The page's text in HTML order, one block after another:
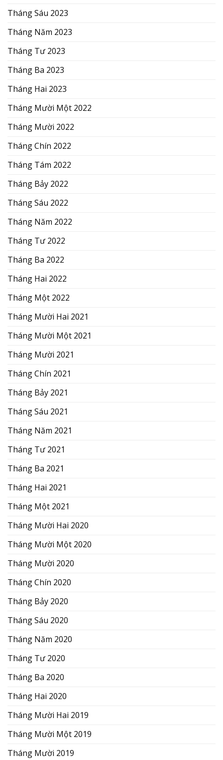
Tháng Sáu 2023
Tháng Năm 2023
Tháng Tư 2023
Tháng Ba 2023
Tháng Hai 2023
Tháng Mười Một 2022
Tháng Mười 2022
Tháng Chín 2022
Tháng Tám 2022
Tháng Bảy 2022
Tháng Sáu 2022
Tháng Năm 2022
Tháng Tư 2022
Tháng Ba 2022
Tháng Hai 2022
Tháng Một 2022
Tháng Mười Hai 2021
Tháng Mười Một 2021
Tháng Mười 2021
Tháng Chín 2021
Tháng Bảy 2021
Tháng Sáu 2021
Tháng Năm 2021
Tháng Tư 2021
Tháng Ba 2021
Tháng Hai 2021
Tháng Một 2021
Tháng Mười Hai 2020
Tháng Mười Một 2020
Tháng Mười 2020
Tháng Chín 2020
Tháng Bảy 2020
Tháng Sáu 2020
Tháng Năm 2020
Tháng Tư 2020
Tháng Ba 2020
Tháng Hai 2020
Tháng Mười Hai 2019
Tháng Mười Một 2019
Tháng Mười 2019